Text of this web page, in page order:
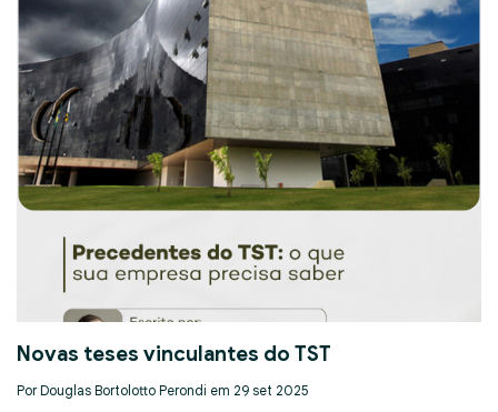
Novas teses vinculantes do TST
Por Douglas Bortolotto Perondi em 29 set 2025